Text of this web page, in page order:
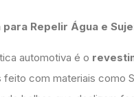
Repelir Água e
automotiva é o
com materiais como